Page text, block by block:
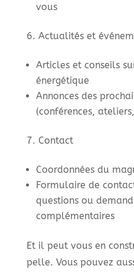
vous
Actualités et
Articles et conseils
énergétique
Annonces des
(conférences,
Contact
Coordonnées du
Formulaire de
questions ou
complémentaires
Et il peut vous en
pelle. Vous pouvez